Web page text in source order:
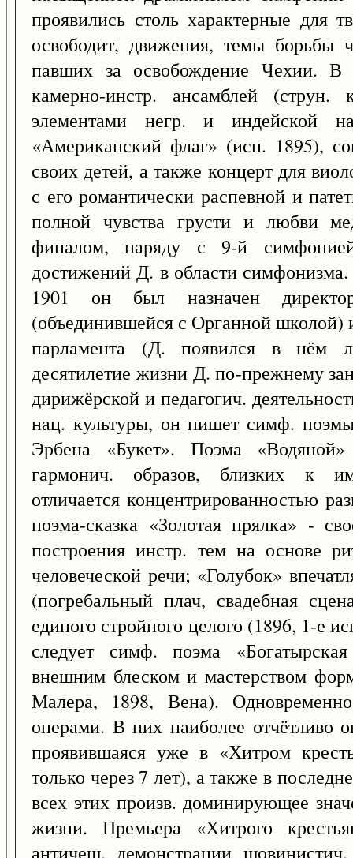
проявились столь характерные для
освободит, движения, темы борьбы
павших за освобождение Чехии.
камерно-инстр. ансамблей (струн.
элементами негр. и индейской
«Американский флаг» (исп. 1895),
своих детей, а также концерт для
с его романтически распевной и
полной чувства грусти и любви
финалом, наряду с 9-й
достижений Д. в области
1901 он был назначен
(объединившейся с Органной школой)
парламента (Д. появился в нём
десятилетие жизни Д. по-прежнему
дирижёрской и педагогич.
нац. культуры, он пишет симф.
Эрбена «Букет». Поэма «Водяной»
гармонич. образов, близких к
отличается концентрированностью
поэма-сказка «Золотая прялка» -
построения инстр. тем на основе
человеческой речи; «Голубок»
(погребальный плач, свадебная
единого стройного целого (1896, 1-е
следует симф. поэма
внешним блеском и мастерством
Малера, 1898, Вена).
операми. В них наиболее отчётливо
проявившаяся уже в «Хитром
только через 7 лет), а также в
всех этих произв. доминирующее
жизни. Премьера «Хитрого
античеш. демонстрации